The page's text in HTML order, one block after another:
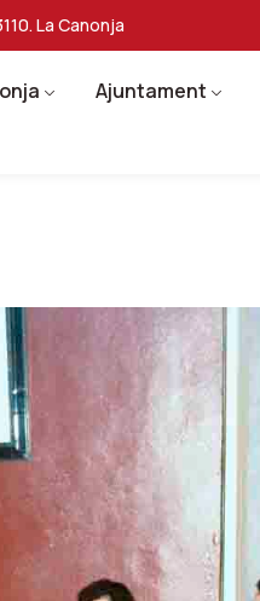
La Canonja
Ajuntament